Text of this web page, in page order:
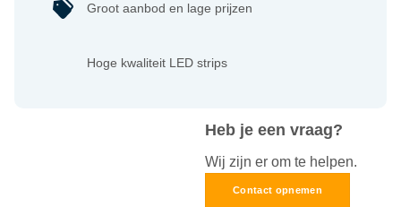
Heb je een vraag?
Wij zijn er om te helpen.
Contact opnemen
Groot aanbod en lage prijzen
Hoge kwaliteit LED strips